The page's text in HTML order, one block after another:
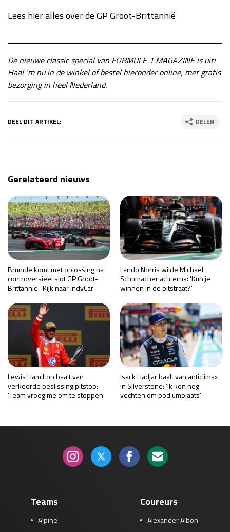
Lees hier alles over de GP Groot-Brittannië
De nieuwe classic special van FORMULE 1 MAGAZINEis uit!
Haal ‘m nu in de winkel of bestel hieronder online, met gratis
bezorging in heel Nederland.
DEEL DIT ARTIKEL: DELEN
Gerelateerd nieuws
Brundle komt met oplossing na
controversieel slot GP Groot-
Brittannië: ‘Kijk naar IndyCar’
Lando Norris wilde Michael
Schumacher achterna: ‘Kun je
winnen in de pitstraat?’
Lewis Hamilton baalt van
verkeerde beslissing pitstop:
‘Team vroeg me om te stoppen’
Isack Hadjar baalt van anticlimax
in Silverstone: ‘Ik kon nog
vechten om podiumplaats’
Teams
Alpine
Coureurs
Alexander Albon